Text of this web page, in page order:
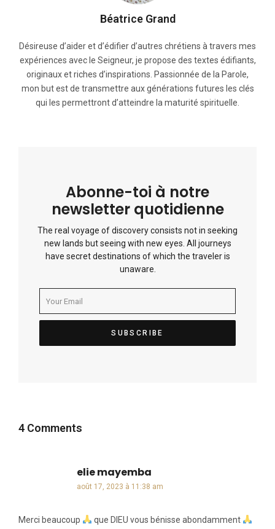
Béatrice Grand
Désireuse d’aider et d’édifier d’autres chrétiens à travers mes
expériences avec le Seigneur, je propose des textes édifiants,
originaux et riches d’inspirations. Passionnée de la Parole,
mon but est de transmettre aux générations futures les clés
qui les permettront d’atteindre la maturité spirituelle.
Abonne-toi à notre
newsletter quotidienne
The real voyage of discovery consists not in seeking
new lands but seeing with new eyes. All journeys
have secret destinations of which the traveler is
unaware.
4 Comments
elie mayemba
août 17, 2023 à 11:38 am
Merci beaucoup que DIEU vous bénisse abondamment